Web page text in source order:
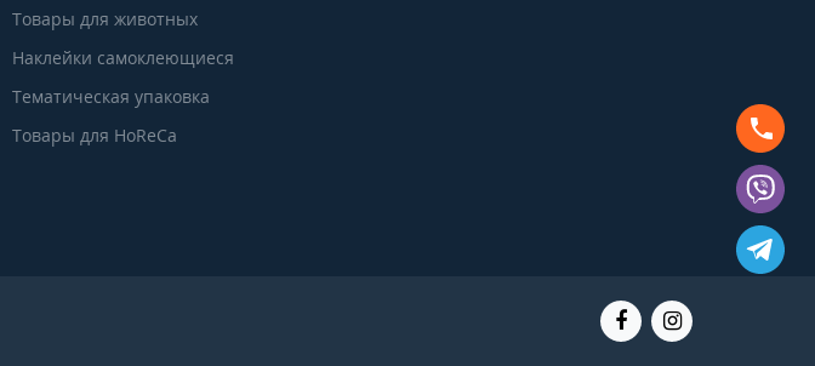
Товары для животных
Наклейки самоклеющиеся
Тематическая упаковка
Товары для HoReCa